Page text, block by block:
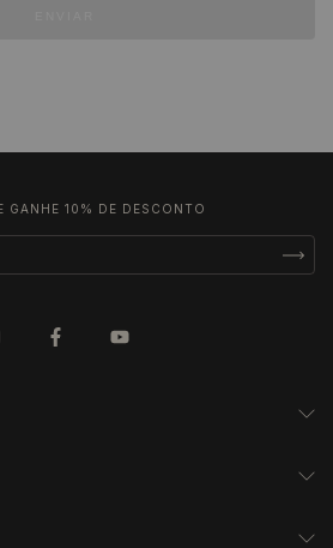
GANHE 10% DE DESCONTO